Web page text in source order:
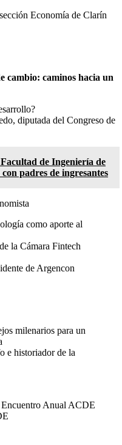
Economía de Clarín
cambio: caminos hacia un
diputada del Congreso de
de Ingeniería de
padres de ingresantes
como aporte al
la Cámara Fintech
de Argencon
milenarios para un
e historiador de la
Anual ACDE